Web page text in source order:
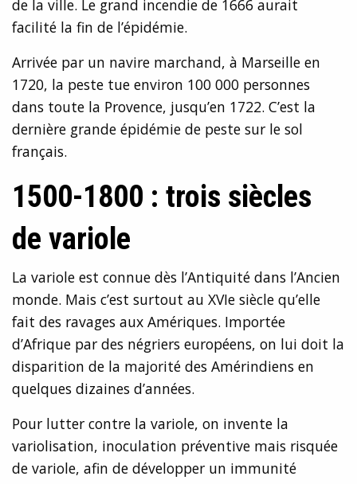
de la ville. Le grand incendie de 1666 aurait
facilité la fin de l’épidémie.
Arrivée par un navire marchand, à Marseille en
1720, la peste tue environ 100 000 personnes
dans toute la Provence, jusqu’en 1722. C’est la
dernière grande épidémie de peste sur le sol
français.
1500-1800 : trois siècles
de variole
La variole est connue dès l’Antiquité dans l’Ancien
monde. Mais c’est surtout au XVIe siècle qu’elle
fait des ravages aux Amériques. Importée
d’Afrique par des négriers européens, on lui doit la
disparition de la majorité des Amérindiens en
quelques dizaines d’années.
Pour lutter contre la variole, on invente la
variolisation, inoculation préventive mais risquée
de variole, afin de développer un immunité